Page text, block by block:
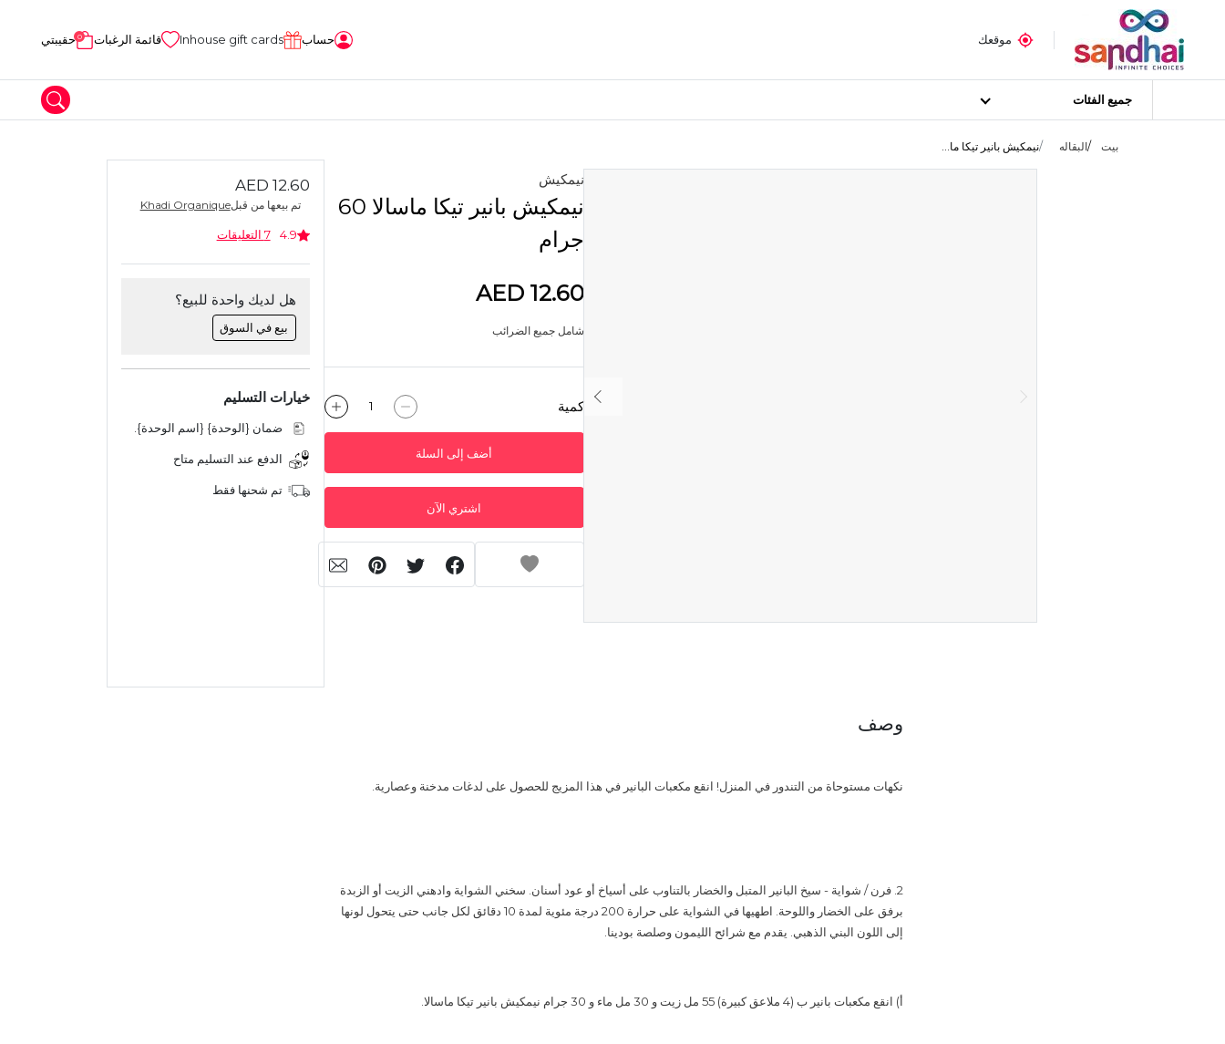
موقعك حساب Inhouse gift cards قائمة الرغبات 0 حقيبتي
جميع الفئات
الأكثر شعبية
المواد الحرفية
مواد الخياطة
مواد DIY
لغز
بيت البقاله نيمكيش بانير تيكا ما...
نيمكيش
نيمكيش بانير تيكا ماسالا 60
جرام
AED 12.60
شامل جميع الضرائب
كمية
أضف إلى السلة
اشتري الآن
AED 12.60
تم بيعها من قبلKhadi Organique
4.9 7 التعليقات
هل لديك واحدة للبيع؟
بيع في السوق
خيارات التسليم
ضمان {الوحدة} {اسم الوحدة}.
الدفع عند التسليم متاح
تم شحنها فقط
وصف
نكهات مستوحاة من التندور في المنزل! انقع مكعبات البانير في هذا المزيج للحصول على لدغات مدخنة وعصارية.
2. فرن / شواية - سيخ البانير المتبل والخضار بالتناوب على أسياخ أو عود أسنان. سخني الشواية وادهني الزيت أو الزبدة
برفق على الخضار واللوحة. اطهيها في الشواية على حرارة 200 درجة مئوية لمدة 10 دقائق لكل جانب حتى يتحول لونها
إلى اللون البني الذهبي. يقدم مع شرائح الليمون وصلصة بودينا.
أ) انقع مكعبات بانير ب (4 ملاعق كبيرة) 55 مل زيت و 30 مل ماء و 30 جرام نيمكيش بانير تيكا ماسالا.